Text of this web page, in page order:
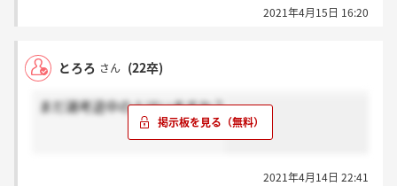
2021年4月15日 16:20
とろろ さん (22卒)
まだ選考途中の人はいますか？
2021年4月14日 22:41